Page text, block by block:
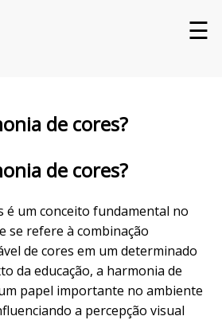
☰
de cores?
de cores?
é um conceito fundamental no
se refere à combinação
de cores em um determinado
da educação, a harmonia de
papel importante no ambiente
a percepção visual